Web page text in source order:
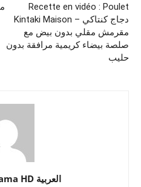
Recette en vidéo : Poulet
Kintaki Maison – دجاج كنتاكي
مقرمش مقلي بدون بيض مع
صلصة بيضاء كريمية مرافقة بدون
حليب
Turkish Drama HD العربية